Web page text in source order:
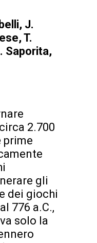
J.
T.
Saporita,
2.700
prime
gli
dei giochi
776 a.C.,
solo la